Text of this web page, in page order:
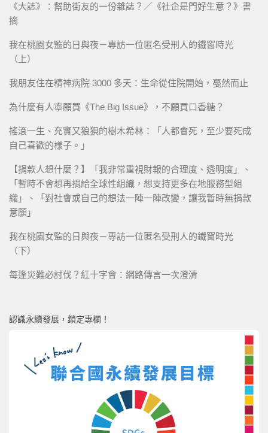
《大誌》：幫助街友的一份雜誌？／《社企是門好生意？》書
摘
我在桃園女監的日與夜－專訪一位匿名受刑人的鐵窗時光
（上）
我朋友住在精神病院 3000 多天：生命從住院開始，戞然而止
為什麼有人寧願買《The Big Issue》，不願買口香糖？
搖滾一生、充實又狼狽的樹木希林：「人都會死，至少要死成
自己喜歡的樣子。」
【捐款人想什麼？】「我非常重視財報的合理度、透明度」、
「暫時不會想再捐給全球性組織，想支持更多在地服務型組
織」、「對社會或自己的想法一陣一陣改變，讓我暫時無捐款
意願」
我在桃園女監的日與夜－專訪一位匿名受刑人的鐵窗時光
（下）
每逢災難必討伐？紅十字會：網路傳言一次澄清
認識永續發展，鎖定專欄！